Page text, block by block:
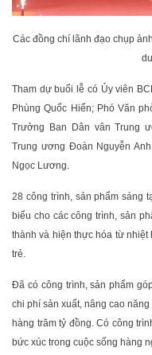
Các đồng chí lãnh đạo chụp
Tham dự buổi lễ có Ủy viên
Phùng Quốc Hiển; Phó Văn
Trưởng Ban Dân vân Trung
Trung ương Đoàn Nguyễn
Ngọc Lương.
28 công trình, sản phẩm sáng
biểu cho các công trình, sản
thành và hiện thực hóa từ nhiệt
trẻ.
Đã có công trình, sản phẩm
chi phí sản xuất, nâng cao
hàng trăm tỷ đồng. Có công
bức xúc trong cuộc sống hàng